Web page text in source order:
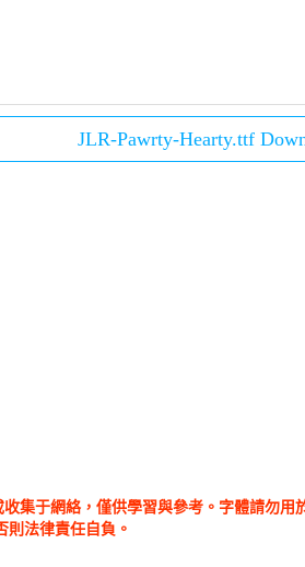
JLR-Pawrty-Hearty.ttf
集于網絡，僅供學習與參考。字體請勿
則法律責任自負。